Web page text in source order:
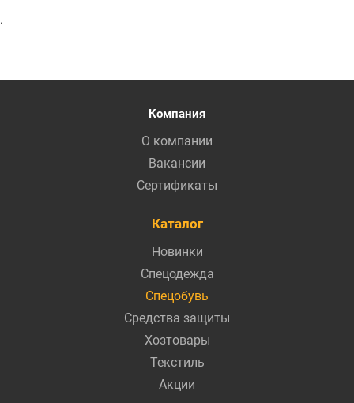
.
Компания
О компании
Вакансии
Сертификаты
Каталог
Новинки
Спецодежда
Спецобувь
Средства защиты
Хозтовары
Текстиль
Акции